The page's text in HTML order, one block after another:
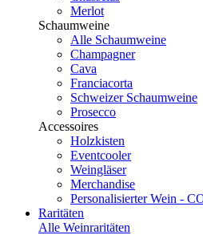
Merlot
Schaumweine
Alle Schaumweine
Champagner
Cava
Franciacorta
Schweizer Schaumweine
Prosecco
Accessoires
Holzkisten
Eventcooler
Weingläser
Merchandise
Personalisierter Wein -
Raritäten
Alle Weinraritäten